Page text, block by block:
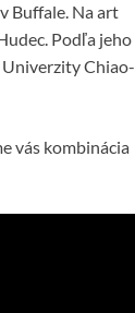
Buffale. Na art
Podľa jeho
Univerzity Chiao-
vás kombinácia